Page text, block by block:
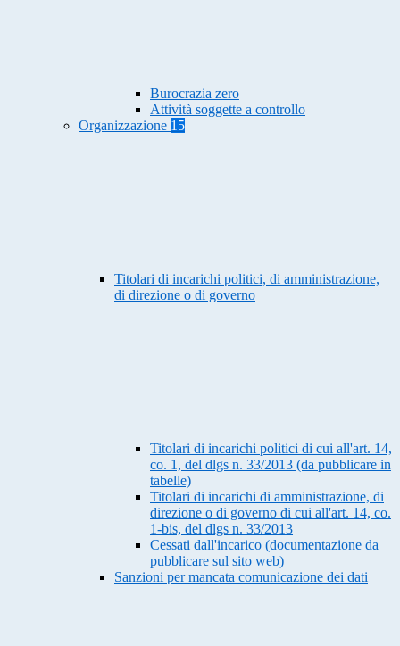
Burocrazia zero
Attività soggette a controllo
Organizzazione 15
Titolari di incarichi politici, di amministrazione,
di direzione o di governo
Titolari di incarichi politici di cui all'art. 14,
co. 1, del dlgs n. 33/2013 (da pubblicare in
tabelle)
Titolari di incarichi di amministrazione, di
direzione o di governo di cui all'art. 14, co.
1-bis, del dlgs n. 33/2013
Cessati dall'incarico (documentazione da
pubblicare sul sito web)
Sanzioni per mancata comunicazione dei dati